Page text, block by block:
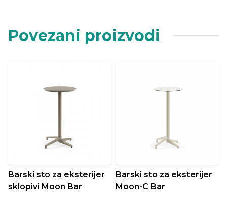
Povezani proizvodi
Barski sto za eksterijer
sklopivi Moon Bar
Barski sto za eksterijer
Moon-C Bar